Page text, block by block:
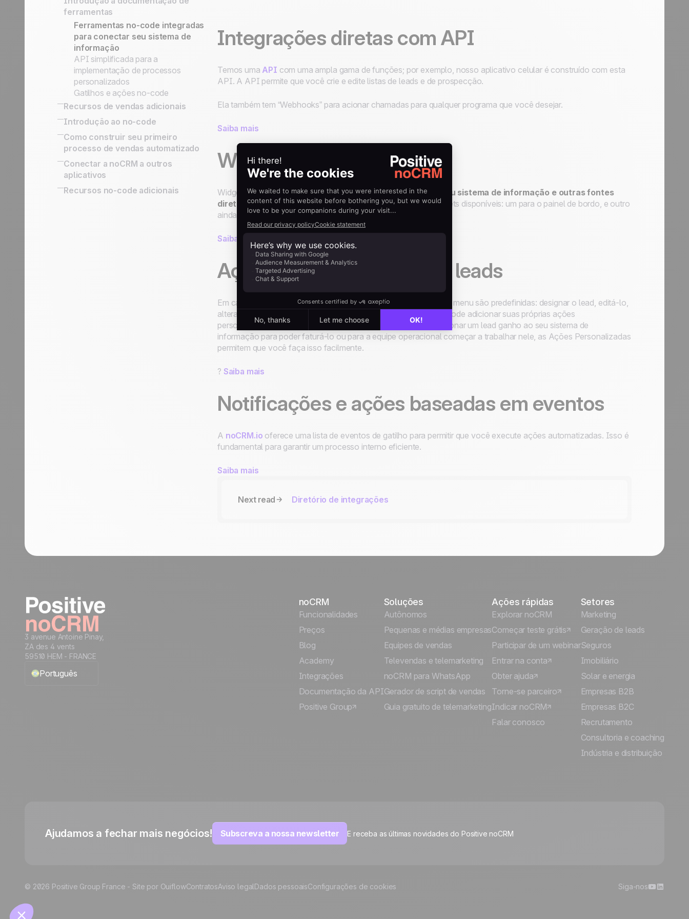
Listas de Prospecção, Leads, Clientes
Prospects vs. Leads
Nossa filosofia
Academia noCRM
somente após qualificação
Como Organizar sua Prospecção
ações de Marketing
Estratégia de Vendas Baseada em
Atividades
versus processo pós-venda
Fazer o seguimento dos leads ganhos
ferramentas
Ferramentas no-code integradas
para conectar seu sistema de
informação
API simplificada para a
implementação de processos
personalizados
Gatilhos e ações no-code
Recursos de vendas adicionais
SPIN Selling
Introdução ao no-code
Plataformas no-code
Como construir seu primeiro
processo de vendas automatizado
Usar o Butler para automações no
noCRM
Como construir uma máquina de
Conectar a noCRM a outros
aplicativos
Connect Information System
Recursos no-code adicionais
Integrações diretas com API
Temos uma API com uma ampla gama de funções; por exemplo, nosso aplicativo celular é construído com esta
API. A API permite que você crie e edite listas de leads e de prospecção.
Ela também tem “Webhooks” para acionar chamadas para qualquer programa que você desejar.
Saiba mais
Widgets personalizados
Widgets personalizados permitem que vocêexiba dados de seu sistema de informação e outras fontes
diretamente dentro do noCRM.io. Existem dois tipos de widgets disponíveis: um para o painel de bordo, e outro
ainda mais poderoso dentro da página de detalhes do lead.
Saiba mais
Ações personalizadas dos leads
Em cada lead, existe um menu deações. As ações dentro deste menu são predefinidas: designar o lead, editá-lo,
alterar o status e assim por diante. Graças a este recurso, você pode adicionar suas próprias ações
personalizadas a este menu. Por exemplo, se você precisa adicionar um lead ganho ao seu sistema de
informação para poder faturá-lo ou para a equipe operacional começar a trabalhar nele, as Ações Personalizadas
permitem que você faça isso facilmente.
? Saiba mais
Notificações e ações baseadas em eventos
A noCRM.io oferece uma lista de eventos de gatilho para permitir que você execute ações automatizadas. Isso é
fundamental para garantir um processo interno eficiente.
Saiba mais
Next read Diretório de integrações
3 avenue Antoine Pinay,
ZA des 4 vents
59510 HEM - FRANCE
Português
noCRM
Funcionalidades
Preços
Blog
Academy
Integrações
Documentação da API
Positive Group
Soluções
Autônomos
Pequenas e médias empresas
Equipes de vendas
Televendas e telemarketing
noCRM para WhatsApp
Gerador de script de vendas
Guia gratuito de telemarketing
Ações rápidas
Explorar noCRM
Começar teste grátis
Participar de um webinar
Entrar na conta
Obter ajuda
Torne-se parceiro
Indicar noCRM
Falar conosco
Setores
Marketing
Geração de leads
Seguros
Imobiliário
Solar e energia
Empresas B2B
Empresas B2C
Recrutamento
Consultoria e coaching
Indústria e distribuição
Ajudamos a fechar mais negócios! Subscreva a nossa newsletter E receba as últimas novidades do Positive noCRM
© 2026 Positive Group France - Site por OuiflowContratosAviso legalDados pessoaisConfigurações de cookies Siga-nos